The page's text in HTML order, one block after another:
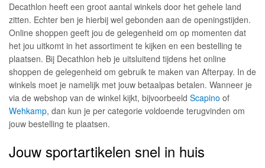
Decathlon heeft een groot aantal winkels door het gehele land
zitten. Echter ben je hierbij wel gebonden aan de openingstijden.
Online shoppen geeft jou de gelegenheid om op momenten dat
het jou uitkomt in het assortiment te kijken en een bestelling te
plaatsen. Bij Decathlon heb je uitsluitend tijdens het online
shoppen de gelegenheid om gebruik te maken van Afterpay. In de
winkels moet je namelijk met jouw betaalpas betalen. Wanneer je
via de webshop van de winkel kijkt, bijvoorbeeld Scapino of
Wehkamp, dan kun je per categorie voldoende terugvinden om
jouw bestelling te plaatsen.
Jouw sportartikelen snel in huis